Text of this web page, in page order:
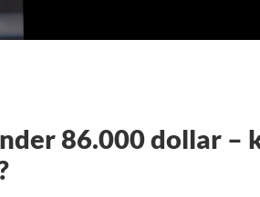
86.000 dollar –